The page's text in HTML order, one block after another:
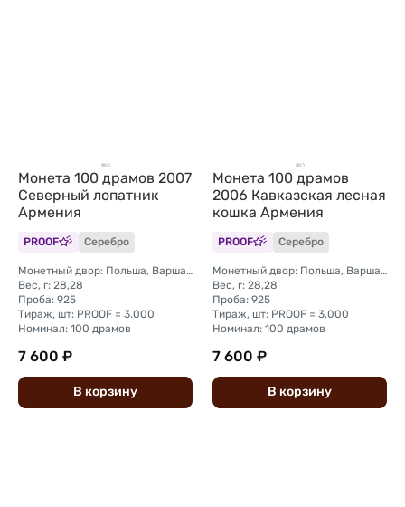
Монета 100 драмов 2007
Северный лопатник
Армения
PROOF Серебро
Монетный двор: Польша, Варшава
Вес, г: 28,28
Проба: 925
Тираж, шт: PROOF = 3.000
Номинал: 100 драмов
7 600 ₽
В корзину
Монета 100 драмов
2006 Кавказская лесная
кошка Армения
PROOF Серебро
Монетный двор: Польша, Варшава
Вес, г: 28,28
Проба: 925
Тираж, шт: PROOF = 3.000
Номинал: 100 драмов
7 600 ₽
В корзину